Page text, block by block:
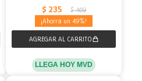
$ 235 $ 469
49
LLEGA HOY MVD